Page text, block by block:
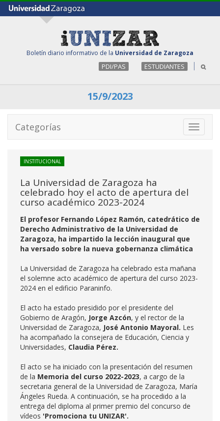
Boletín diario informativo de la Universidad de Zaragoza
PDI/PAS ESTUDIANTES
15/9/2023
Toggle
Categorías
INSTITUCIONAL
La Universidad de Zaragoza ha
celebrado hoy el acto de apertura del
curso académico 2023-2024
El profesor Fernando López Ramón, catedrático de
Derecho Administrativo de la Universidad de
Zaragoza, ha impartido la lección inaugural que
ha versado sobre la nueva gobernanza climática
La Universidad de Zaragoza ha celebrado esta mañana
el solemne acto académico de apertura del curso 2023-
2024 en el edificio Paraninfo.
El acto ha estado presidido por el presidente del
Gobierno de Aragón, Jorge Azcón, y el rector de la
Universidad de Zaragoza, José Antonio Mayoral. Les
ha acompañado la consejera de Educación, Ciencia y
Universidades, Claudia Pérez.
El acto se ha iniciado con la presentación del resumen
de la Memoria del curso 2022-2023, a cargo de la
secretaria general de la Universidad de Zaragoza, María
Ángeles Rueda. A continuación, se ha procedido a la
entrega del diploma al primer premio del concurso de
vídeos 'Promociona tu UNIZAR'.